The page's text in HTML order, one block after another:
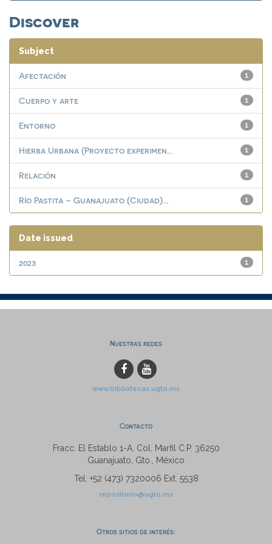
Discover
Subject
1
Afectación
1
Cuerpo y arte
1
Entorno
1
Hierba Urbana (Proyecto experimen...
1
Relación
1
Río Pastita – Guanajuato (Ciudad)...
Date issued
1
2023
Nuestras redes
www.bibliotecas.ugto.mx
Contacto
Fracc. El Establo 1-A, Col. Marfil C.P. 36250
Guanajuato, Gto., México
Tel: +52 (473) 7320006 Ext. 5538
repositorio@ugto.mx
Otros sitios de interés: